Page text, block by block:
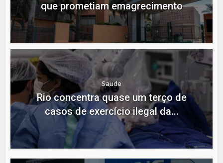
que prometiam emagrecimento
Saude
Rio concentra quase um terço de
casos de exercício ilegal da...